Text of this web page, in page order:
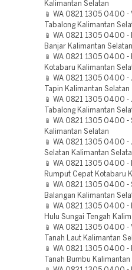
Kalimantan Selatan
📱 WA 0821 1305 0400 -
Tabalong Kalimantan
📱 WA 0821 1305 0400 -
Banjar Kalimantan Selatan
📱 WA 0821 1305 0400 -
Kotabaru Kalimantan
📱 WA 0821 1305 0400 -
Tapin Kalimantan Selatan
📱 WA 0821 1305 0400 -
Tabalong Kalimantan
📱 WA 0821 1305 0400 -
Kalimantan Selatan
📱 WA 0821 1305 0400 -
Selatan Kalimantan
📱 WA 0821 1305 0400 -
Rumput Cepat Kotabaru
📱 WA 0821 1305 0400 -
Balangan Kalimantan
📱 WA 0821 1305 0400 -
Hulu Sungai Tengah
📱 WA 0821 1305 0400 -
Tanah Laut Kalimantan
📱 WA 0821 1305 0400 -
Tanah Bumbu Kalimantan